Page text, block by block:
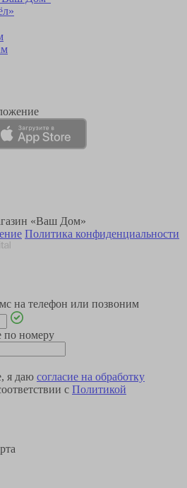
«Ваш Дом»
Политика конфиденциальности
на телефон или позвоним
по номеру
я даю согласие на обработку
с Политикой